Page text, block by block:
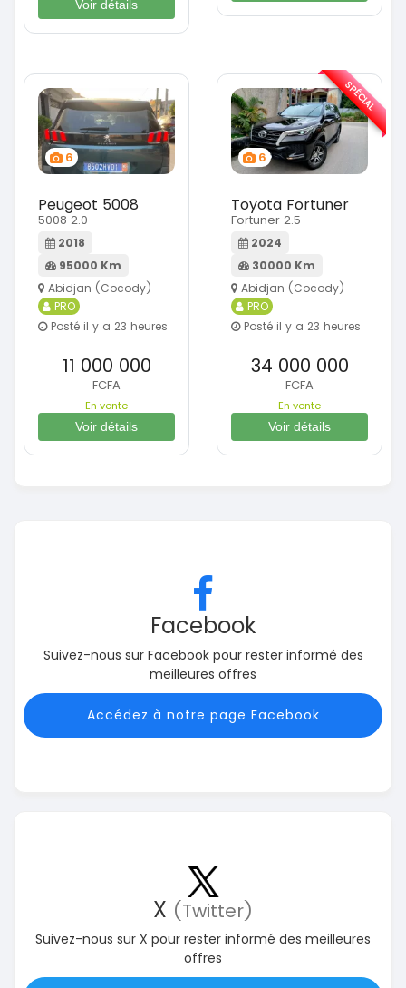
Voir détails
6
Peugeot 5008
5008 2.0
2018
95000 Km
Abidjan (Cocody)
PRO
Posté il y a 23 heures
11 000 000
FCFA
En vente
Voir détails
6
Toyota Fortuner
Fortuner 2.5
2024
30000 Km
Abidjan (Cocody)
PRO
Posté il y a 23 heures
34 000 000
FCFA
En vente
Voir détails
SPÉCIAL
Facebook
Suivez-nous sur Facebook pour rester informé des
meilleures offres
Accédez à notre page Facebook
X (Twitter)
Suivez-nous sur X pour rester informé des meilleures
offres